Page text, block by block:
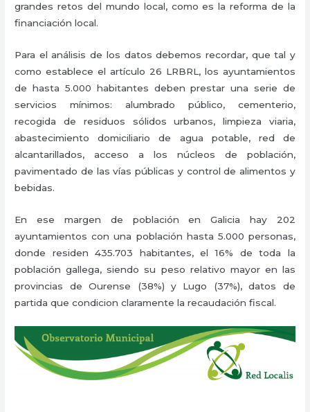
grandes retos del mundo local, como es la reforma de la
financiación local.
Para el análisis de los datos debemos recordar, que tal y
como establece el artículo 26 LRBRL, los ayuntamientos
de hasta 5.000 habitantes deben prestar una serie de
servicios mínimos: alumbrado público, cementerio,
recogida de residuos sólidos urbanos, limpieza viaria,
abastecimiento domiciliario de agua potable, red de
alcantarillados, acceso a los núcleos de población,
pavimentado de las vías públicas y control de alimentos y
bebidas.
En ese margen de población en Galicia hay 202
ayuntamientos con una población hasta 5.000 personas,
donde residen 435.703 habitantes, el 16% de toda la
población gallega, siendo su peso relativo mayor en las
provincias de Ourense (38%) y Lugo (37%), datos de
partida que condicion claramente la recaudación fiscal.